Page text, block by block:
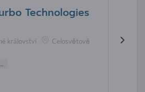
Technologies
království Celosvětově
...